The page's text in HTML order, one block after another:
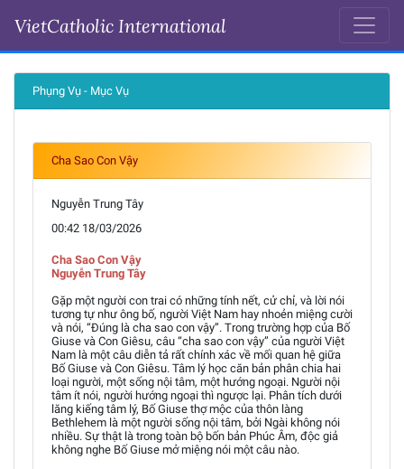
VietCatholic International
Ngày 18-03-2026
Phụng Vụ - Mục Vụ
Cha Sao Con Vậy
Nguyễn Trung Tây
00:42 18/03/2026
Cha Sao Con Vậy
Nguyễn Trung Tây
Gặp một người con trai có những tính nết, cử chỉ, và lời nói
tương tự như ông bố, người Việt Nam hay nhoẻn miệng cười
và nói, “Đúng là cha sao con vậy”. Trong trường hợp của Bố
Giuse và Con Giêsu, câu “cha sao con vậy” của người Việt
Nam là một câu diễn tả rất chính xác về mối quan hệ giữa
Bố Giuse và Con Giêsu. Tâm lý học căn bản phân chia hai
loại người, một sống nội tâm, một hướng ngoại. Người nội
tâm ít nói, người hướng ngoại thì ngược lại. Phân tích dưới
lăng kiếng tâm lý, Bố Giuse thợ mộc của thôn làng
Bethlehem là một người sống nội tâm, bởi Ngài không nói
nhiều. Sự thật là trong toàn bộ bốn bản Phúc Âm, độc giả
không nghe Bố Giuse mở miệng nói một câu nào.